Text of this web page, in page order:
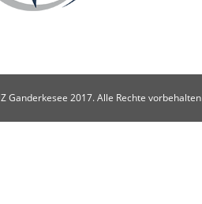
Ganderkesee 2017. Alle Rechte vorbehalten